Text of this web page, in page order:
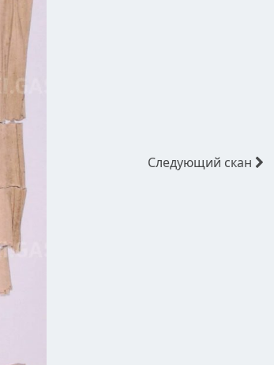
Следующий скан